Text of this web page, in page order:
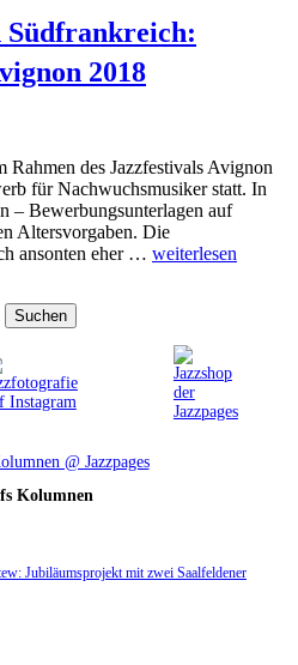
Südfrankreich:
2018
des Jazzfestivals Avignon
für Nachwuchsmusiker statt. In
– Bewerbungsunterlagen auf
Altersvorgaben. Die
ansonten eher … weiterlesen
Suchen
Kolumnen
Jubiläumsprojekt mit zwei Saalfeldener